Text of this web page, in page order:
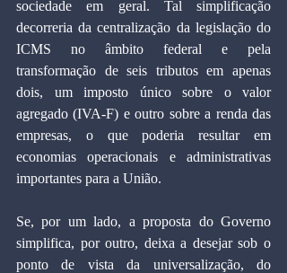
sociedade em geral. Tal simplificação
decorreria da centralização da legislação do
ICMS no âmbito federal e pela
transformação de seis tributos em apenas
dois, um imposto único sobre o valor
agregado (IVA-F) e outro sobre a renda das
empresas, o que poderia resultar em
economias operacionais e administrativas
importantes para a União.
Se, por um lado, a proposta do Governo
simplifica, por outro, deixa a desejar sob o
ponto de vista da universalização, do